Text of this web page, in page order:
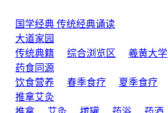
国学经典 传统经典诵读
大道家园
传统典籍
综合浏览区 羲黄大学
药食同源
饮食营养
春季食疗 夏季食疗
推拿艾灸